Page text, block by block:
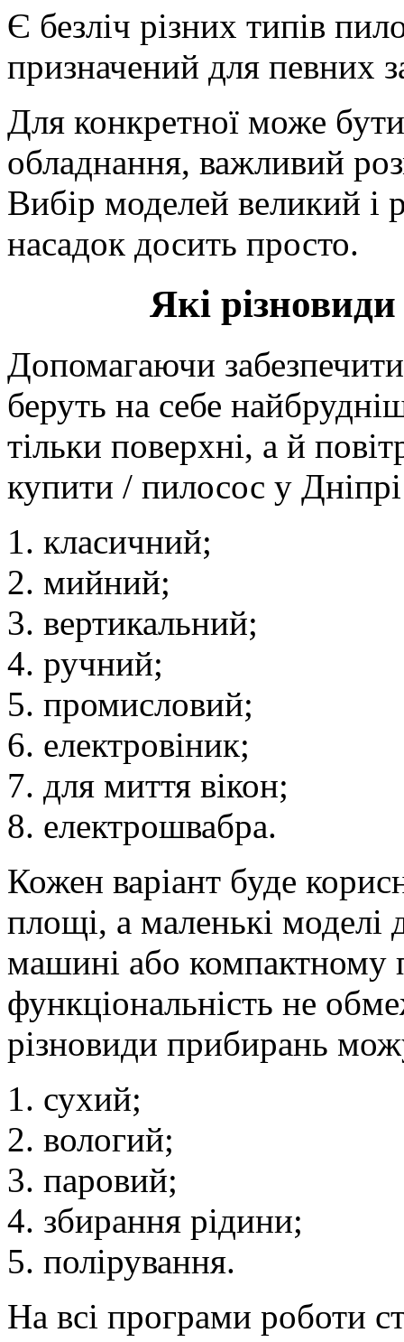
Є безліч різних типів
призначений для певних
Для конкретної може
обладнання, важливий
Вибір моделей великий і
насадок досить просто.
Які
Допомагаючи
беруть на себе
тільки поверхні, а й
купити / пилосос у
класичний;
мийний;
вертикальний;
ручний;
промисловий;
електровіник;
для миття вікон;
електрошвабра.
Кожен варіант буде
площі, а маленькі моделі
машині або компактному
функціональність не
різновиди прибирань
сухий;
вологий;
паровий;
збирання рідини;
полірування.
На всі програми роботи